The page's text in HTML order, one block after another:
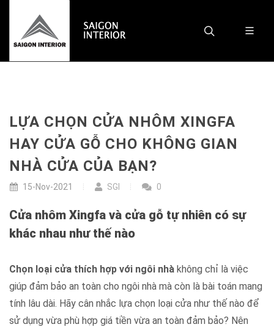
LỰA CHỌN CỬA NHÔM XINGFA
HAY CỬA GỖ CHO KHÔNG GIAN
NHÀ CỬA CỦA BẠN?
15-Nov-2021 SGI 0
Cửa nhôm Xingfa và cửa gỗ tự nhiên có sự
khác nhau như thế nào
Chọn loại cửa thích hợp với ngôi nhà không chỉ là việc
giúp đảm bảo an toàn cho ngôi nhà mà còn là bài toán mang
tính lâu dài. Hãy cân nhắc lựa chọn loại cửa như thế nào để
sử dụng vừa phù hợp giá tiền vừa an toàn đảm bảo? Nên